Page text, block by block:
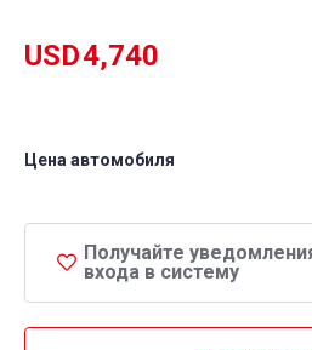
USD4,740
Цена автомобиля
Получайте
входа в систему